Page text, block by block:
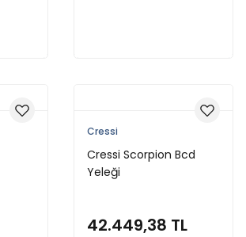
Cressi
Cressi Scorpion Bcd
Yeleği
42.449,38 TL